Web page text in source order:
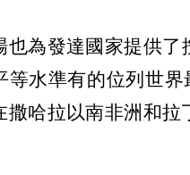
也為發達國家提供
等水準有的位列世
撒哈拉以南非洲和